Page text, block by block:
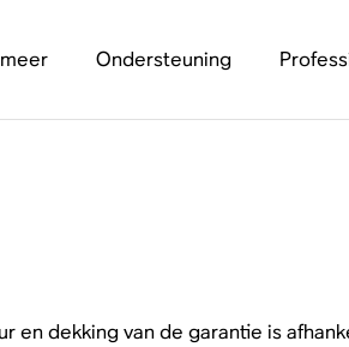
Ondersteuning
dekking van de garantie is